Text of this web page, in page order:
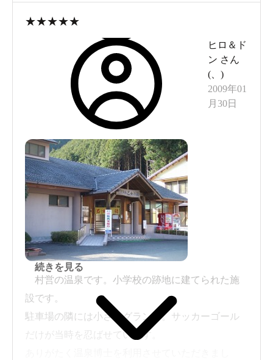
たのか、とてもとても熱いものでした。体感44～
45℃という感じです。たまたま同席した常連の方
も、「これは熱すぎる」とおっしゃっていまし
た。かけ流しか循環かは存じません。掲示物を探
したのですが、詳細に渡る記述はありませんで、
「アルカリ性単純泉・毎分630L」と書いてある程
度でした。浴感はあっさりしていますし、臭いは
少し消毒しているのかな、微弱な塩素消毒をかけ
たときにする「シトラスに似た香り」がしていま
した。浴室の吸い込み口を手かざしでチェックし
てみたのですが吸い込みを確認できず、オーバー
フローは多くとられていたので、かけ流しに近い
形式なのでしょうか。
まあとにかく熱いお湯で、クールダウン方法も
あまり見当たらず、やむなく庭に飛び出て冷気で
冷ましていました。
★★★★★
ヒロ＆ド
ン さん
(
)
2009年01
月30日
村営の温泉です。小学校の跡地に建てられた施
設です。
駐車場の隣には小さなグランド。サッカーゴール
だけが当時を忍ばせています。
続きを見る